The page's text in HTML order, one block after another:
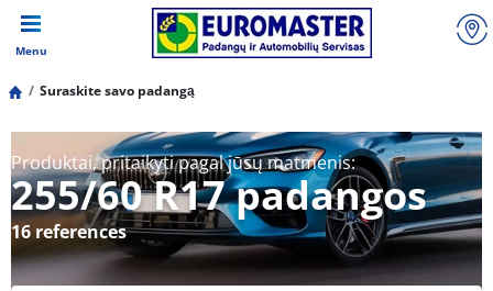
Menu
Suraskite savo padangą
Produktai, pritaikyti pagal jūsų matmenis:
255/60 R17 padangos
16 references